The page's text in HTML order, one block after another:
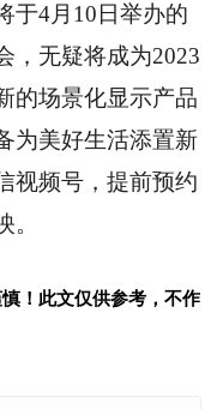
于4月10日举办的
，无疑将成为2023
的场景化显示产品
为美好生活添置新
视频号，提前预约
！此文仅供参考，不作